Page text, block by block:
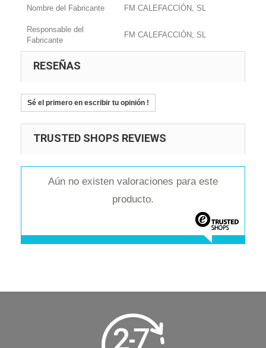
Nombre del Fabricante FM CALEFACCIÓN, SL
Responsable del
Fabricante
FM CALEFACCIÓN, SL
RESEÑAS
Sé el primero en escribir tu opinión !
TRUSTED SHOPS REVIEWS
Aún no existen valoraciones para este
producto.